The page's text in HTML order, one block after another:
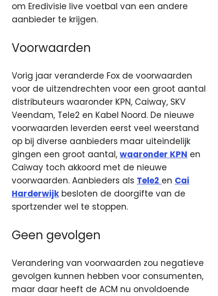
om Eredivisie live voetbal van een andere
aanbieder te krijgen.
Voorwaarden
Vorig jaar veranderde Fox de voorwaarden
voor de uitzendrechten voor een groot aantal
distributeurs waaronder KPN, Caiway, SKV
Veendam, Tele2 en Kabel Noord. De nieuwe
voorwaarden leverden eerst veel weerstand
op bij diverse aanbieders maar uiteindelijk
gingen een groot aantal, waaronder KPN en
Caiway toch akkoord met de nieuwe
voorwaarden. Aanbieders als Tele2 en Cai
Harderwijkbesloten de doorgifte van de
sportzender wel te stoppen.
Geen gevolgen
Verandering van voorwaarden zou negatieve
gevolgen kunnen hebben voor consumenten,
maar daar heeft de ACM nu onvoldoende